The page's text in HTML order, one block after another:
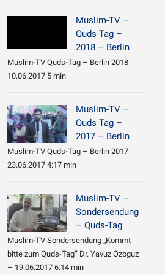
Muslim-TV –
Quds-Tag –
2018 – Berlin
Muslim-TV Quds-Tag – Berlin 2018
10.06.2017 5 min
Muslim-TV –
Quds-Tag –
2017 – Berlin
Muslim-TV Quds-Tag – Berlin 2017
23.06.2017 4:17 min
Muslim-TV –
Sondersendung
– Quds-Tag
Muslim-TV Sondersendung „Kommt
bitte zum Quds-Tag“ Dr. Yavuz Özoguz
– 19.06.2017 6:14 min